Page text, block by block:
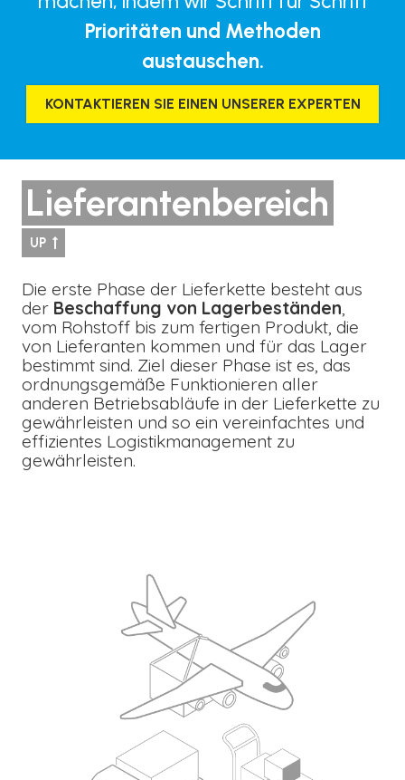
Prioritäten und Methoden
austauschen.
KONTAKTIEREN SIE EINEN UNSERER EXPERTEN
Lieferantenbereich
UP
Die erste Phase der Lieferkette besteht aus
der Beschaffung von Lagerbeständen
vom Rohstoff bis zum fertigen Produkt, die
von Lieferanten kommen und für das Lager
bestimmt sind. Ziel dieser Phase ist es, das
ordnungsgemäße Funktionieren aller
anderen Betriebsabläufe in der Lieferkette zu
gewährleisten und so ein vereinfachtes und
effizientes Logistikmanagement zu
gewährleisten.